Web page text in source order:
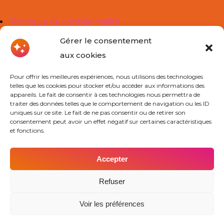
Gérer le consentement
aux cookies
Pour offrir les meilleures expériences, nous utilisons des technologies
telles que les cookies pour stocker et/ou accéder aux informations des
appareils. Le fait de consentir à ces technologies nous permettra de
traiter des données telles que le comportement de navigation ou les ID
uniques sur ce site. Le fait de ne pas consentir ou de retirer son
consentement peut avoir un effet négatif sur certaines caractéristiques
et fonctions.
Accepter
Refuser
Voir les préférences
Politique de confidentialité
Mentions légales
À propos de nous
Cours Particuliers
Actualités
Contact